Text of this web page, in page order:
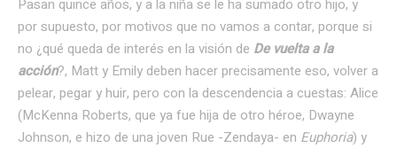
Pasan quince años, y a la niña se le ha sumado otro hijo, y
por supuesto, por motivos que no vamos a contar, porque si
no ¿qué queda de interés en la visión de De vuelta a la
acción?, Matt y Emily deben hacer precisamente eso, volver a
pelear, pegar y huir, pero con la descendencia a cuestas: Alice
(McKenna Roberts, que ya fue hija de otro héroe, Dwayne
Johnson, e hizo de una joven Rue -Zendaya- en Euphoria) y